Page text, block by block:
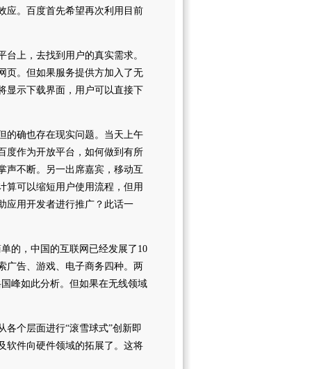
应。百度首先希望再次利用目前
上，去找到用户的真实需求。
页。但如果服务提供方加入了无
显示下载界面，用户可以直接下
的确也存在现实问题。当天上午
度作为开放平台，如何做到有所
声不断。另一出席嘉宾，移动互
算可以缩短用户使用流程，但用
应用开发者进行推广？此话一
的，中国的互联网已经发展了10
广告、游戏、电子商务四种。两
峰如此分析。但如果在无线领域
个层面进行“滚雪球式”创新即
软件向硬件领域的拓展了。这将